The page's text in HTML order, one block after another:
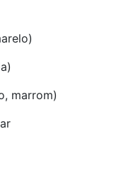
marrom)